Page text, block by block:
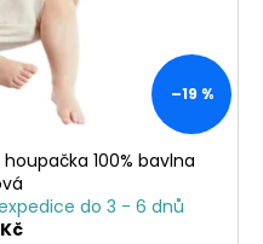
–19 %
100% bavlna
do 3 - 6 dnů